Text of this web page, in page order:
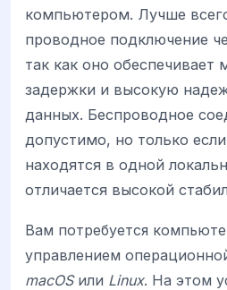
компьютером. Лучше
проводное подключение
так как оно обеспечивает
задержки и высокую
данных. Беспроводное
допустимо, но только
находятся в одной
отличается высокой
Вам потребуется
управлением
macOSили Linux. На этом